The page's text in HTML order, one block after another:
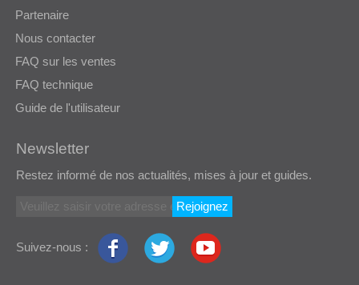
Partenaire
Nous contacter
FAQ sur les ventes
FAQ technique
Guide de l'utilisateur
Newsletter
Restez informé de nos actualités, mises à jour et guides.
Rejoignez
Suivez-nous :